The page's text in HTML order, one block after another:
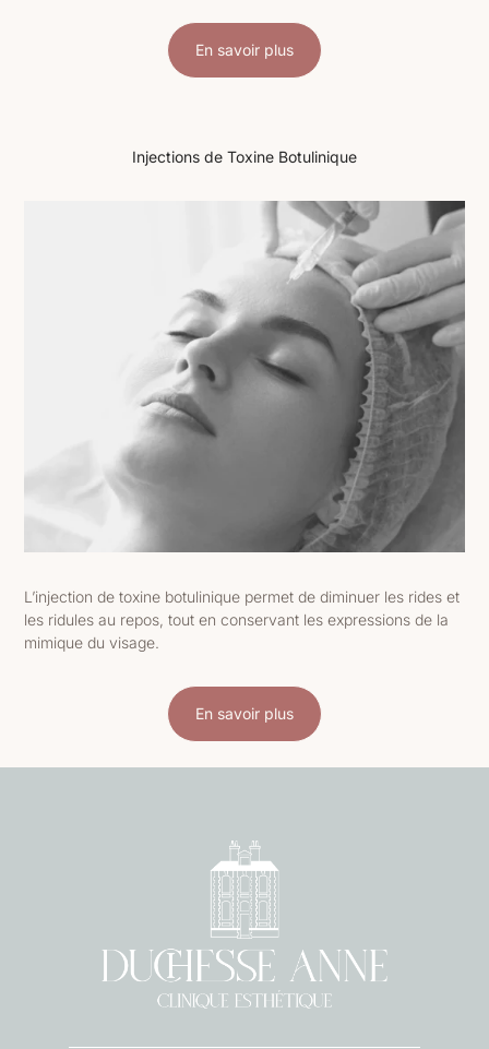
En savoir plus
Injections de Toxine Botulinique
L’injection de toxine botulinique permet de diminuer les rides et
les ridules au repos, tout en conservant les expressions de la
mimique du visage.
En savoir plus